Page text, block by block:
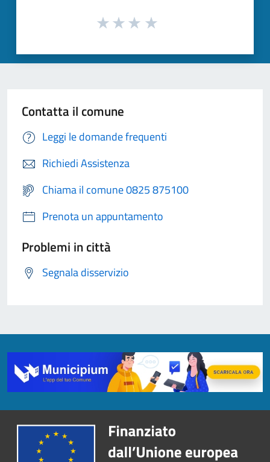
Contatta il comune
Leggi le domande frequenti
Richiedi Assistenza
Chiama il comune 0825 875100
Prenota un appuntamento
Problemi in città
Segnala disservizio